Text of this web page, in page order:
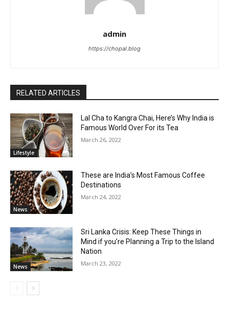
admin
https://chopal.blog
RELATED ARTICLES
Lifestyle
Lal Cha to Kangra Chai, Here’s Why India is
Famous World Over For its Tea
March 26, 2022
News
These are India’s Most Famous Coffee
Destinations
March 24, 2022
News
Sri Lanka Crisis: Keep These Things in
Mind if you’re Planning a Trip to the Island
Nation
March 23, 2022